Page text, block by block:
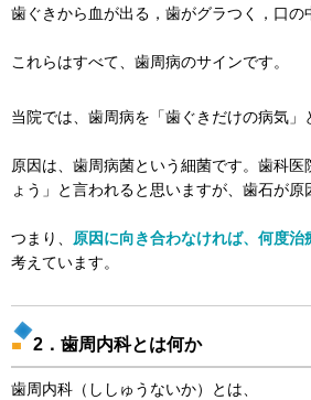
歯ぐきから血が出る，歯がグラつく，口の
これらはすべて、歯周病のサインです。
当院では、歯周病を「歯ぐきだけの病気」
原因は、歯周病菌という細菌です。歯科医
ょう」と言われると思いますが、歯石が原
つまり、 原因に向き合わなければ、何度
考えています。
2．歯周内科とは何か
歯周内科（ししゅうないか）とは、